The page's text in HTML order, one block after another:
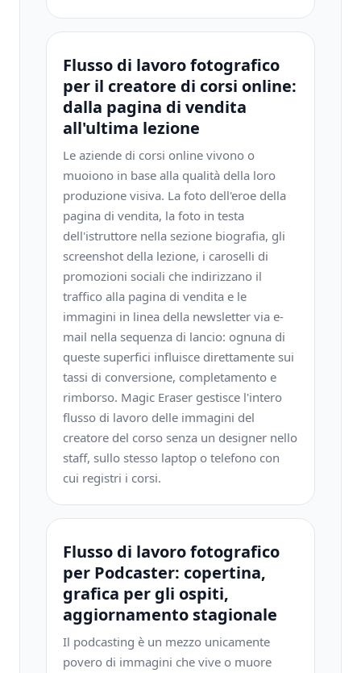
Flusso di lavoro fotografico
per il creatore di corsi online:
dalla pagina di vendita
all'ultima lezione
Le aziende di corsi online vivono o
muoiono in base alla qualità della loro
produzione visiva. La foto dell'eroe della
pagina di vendita, la foto in testa
dell'istruttore nella sezione biografia, gli
screenshot della lezione, i caroselli di
promozioni sociali che indirizzano il
traffico alla pagina di vendita e le
immagini in linea della newsletter via e-
mail nella sequenza di lancio: ognuna di
queste superfici influisce direttamente sui
tassi di conversione, completamento e
rimborso. Magic Eraser gestisce l'intero
flusso di lavoro delle immagini del
creatore del corso senza un designer nello
staff, sullo stesso laptop o telefono con
cui registri i corsi.
Flusso di lavoro fotografico
per Podcaster: copertina,
grafica per gli ospiti,
aggiornamento stagionale
Il podcasting è un mezzo unicamente
povero di immagini che vive o muore